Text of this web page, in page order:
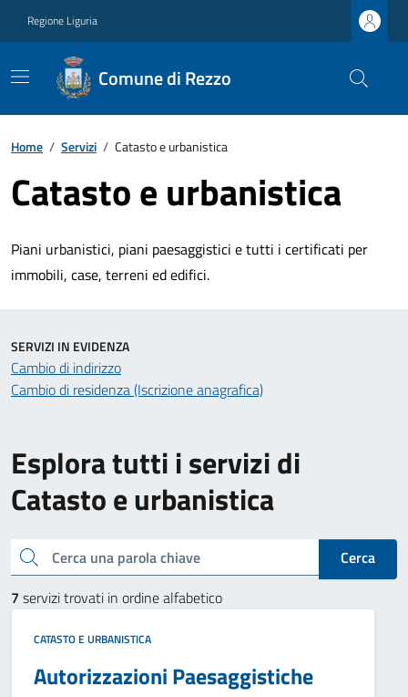
Regione Liguria
Comune di Rezzo
Home / Servizi / Catasto e urbanistica
Catasto e urbanistica
Piani urbanistici, piani paesaggistici e tutti i certificati per
immobili, case, terreni ed edifici.
Esplora tutti i servizi di
Catasto e urbanistica
Cerca una parola chiave
Cerca
7 servizi trovati in ordine alfabetico
CATASTO E URBANISTICA
Autorizzazioni Paesaggistiche
SERVIZI IN EVIDENZA
Cambio di indirizzo
Cambio di residenza (Iscrizione anagrafica)